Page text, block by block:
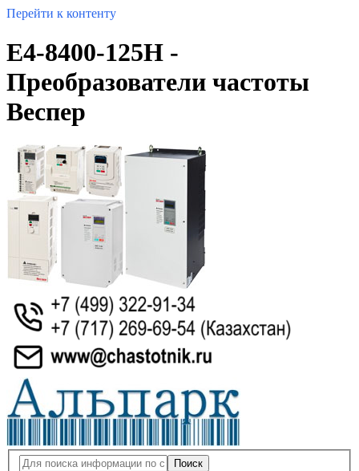
Перейти к контенту
E4-8400-125H -
Преобразователи частоты
Веспер
Поиск